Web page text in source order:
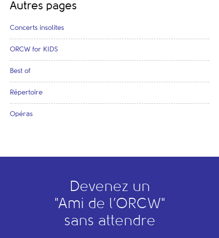
Autres pages
Concerts insolites
ORCW for KIDS
Best of
Répertoire
Opéras
Devenez un
"Ami de l’ORCW"
sans attendre